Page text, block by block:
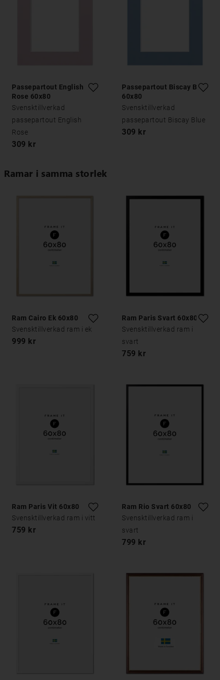
Passepartout English
Rose 60x80
Svensktillverkad
passepartout English
Rose
309 kr
Passepartout Biscay Blue
60x80
Svensktillverkad
passepartout Biscay Blue
309 kr
Ramar i samma storlek
Ram Cairo Ek 60x80
Svensktillverkad ram i ek
999 kr
Ram Paris Svart 60x80
Svensktillverkad ram i
svart
759 kr
Ram Paris Vit 60x80
Svensktillverkad ram i vitt
759 kr
Ram Rio Svart 60x80
Svensktillverkad ram i
svart
799 kr